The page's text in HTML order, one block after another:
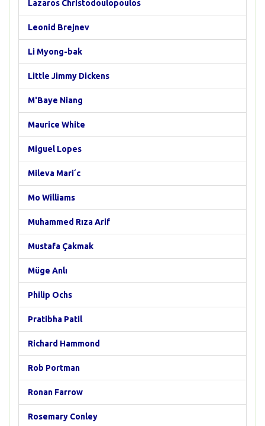
Lazaros Christodoulopoulos
Leonid Brejnev
Li Myong-bak
Little Jimmy Dickens
M'Baye Niang
Maurice White
Miguel Lopes
Mileva Mari´c
Mo Williams
Muhammed Rıza Arif
Mustafa Çakmak
Müge Anlı
Philip Ochs
Pratibha Patil
Richard Hammond
Rob Portman
Ronan Farrow
Rosemary Conley